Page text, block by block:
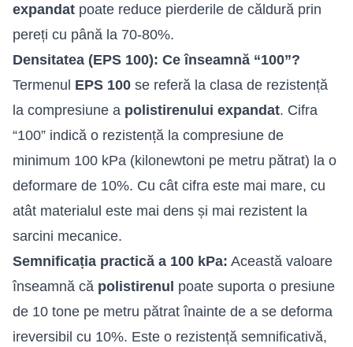
expandat poate reduce pierderile de căldură prin
pereți cu până la 70-80%.
Densitatea (EPS 100): Ce înseamnă “100”?
Termenul EPS 100 se referă la clasa de rezistență
la compresiune a polistirenului expandat. Cifra
“100” indică o rezistență la compresiune de
minimum 100 kPa (kilonewtoni pe metru pătrat) la o
deformare de 10%. Cu cât cifra este mai mare, cu
atât materialul este mai dens și mai rezistent la
sarcini mecanice.
Semnificația practică a 100 kPa: Această valoare
înseamnă că polistirenul poate suporta o presiune
de 10 tone pe metru pătrat înainte de a se deforma
ireversibil cu 10%. Este o rezistență semnificativă,